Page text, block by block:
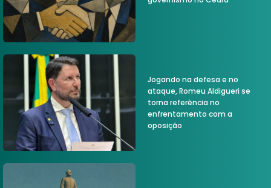
Jogando na defesa e no
ataque, Romeu Aldigueri se
torna referência no
enfrentamento com a
oposição